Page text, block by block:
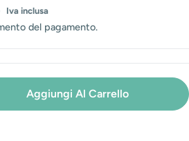
Iva inclusa
del pagamento.
Per Led Light Desk Lamp
La Quantità Per Led Light Desk
Aggiungi Al Carrello